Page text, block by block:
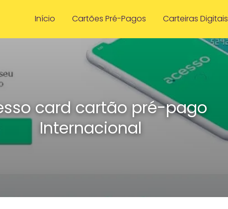
Início Cartões Pré-Pagos Carteiras Digitais
card cartão pré-pago
Internacional